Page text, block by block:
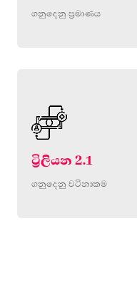
ගනුදෙනු ප්‍රමාණය
ට්‍රිලියන 2.1
ගනුදෙනු වටිනාකම